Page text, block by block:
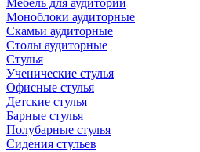
Мебель для аудиторий
Моноблоки аудиторные
Скамьи аудиторные
Столы аудиторные
Стулья
Ученические стулья
Офисные стулья
Детские стулья
Барные стулья
Полубарные стулья
Сидения стульев